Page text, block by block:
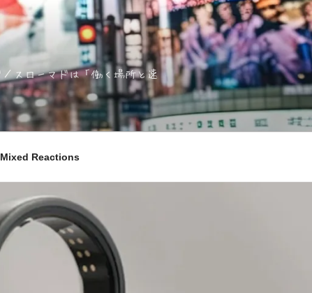
スローマドは「働く場所と速
Reactions